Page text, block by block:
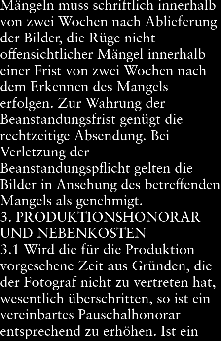
Mängeln muss schriftlich innerhalb
von zwei Wochen nach Ablieferung
der Bilder, die Rüge nicht
offensichtlicher Mängel innerhalb
einer Frist von zwei Wochen nach
dem Erkennen des Mangels
erfolgen. Zur Wahrung der
Beanstandungsfrist genügt die
rechtzeitige Absendung. Bei
Verletzung der
Beanstandungspflicht gelten die
Bilder in Ansehung des betreffenden
Mangels als genehmigt.
3. PRODUKTIONSHONORAR
UND NEBENKOSTEN
3.1 Wird die für die Produktion
vorgesehene Zeit aus Gründen, die
der Fotograf nicht zu vertreten hat,
wesentlich überschritten, so ist ein
vereinbartes Pauschalhonorar
entsprechend zu erhöhen. Ist ein